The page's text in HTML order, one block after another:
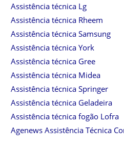
Assistência técnica Lg
Assistência técnica Rheem
Assistência técnica Samsung
Assistência técnica York
Assistência técnica Gree
Assistência técnica Midea
Assistência técnica Springer
Assistência técnica Geladeira
Assistência técnica fogão Lofra
Agenews Assistência Técnica